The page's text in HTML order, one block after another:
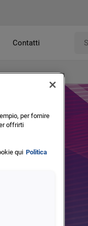
Contatti
per fornire
offrirti
qui Politica